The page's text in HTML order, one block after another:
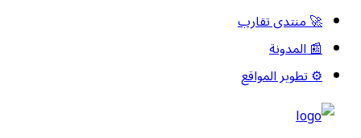
🚀 منتدى تقارب
📰 المدونة
⚙️ تطوير المواقع